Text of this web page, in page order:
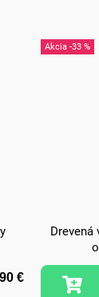
€
-33 %
Drevená